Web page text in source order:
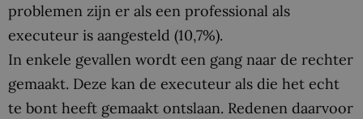
problemen zijn er als een professional als
executeur is aangesteld (10,7%).
In enkele gevallen wordt een gang naar de rechter
gemaakt. Deze kan de executeur als die het echt
te bont heeft gemaakt ontslaan. Redenen daarvoor